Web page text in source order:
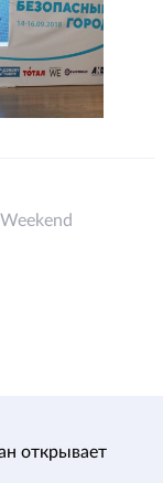
открывает